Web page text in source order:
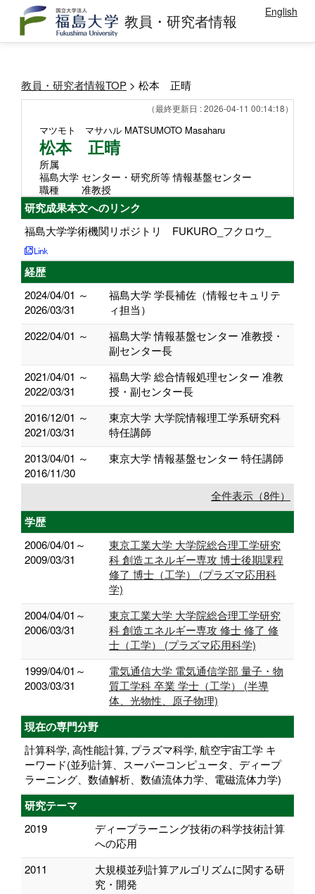
教員・研究者情報 English
教員・研究者情報TOP > 松本 正晴
（最終更新日 : 2026-04-11 00:14:18）
マツモト マサハル MATSUMOTO Masaharu
松本 正晴
所属
福島大学 センター・研究所等 情報基盤センター
職種
准教授
研究成果本文へのリンク
福島大学学術機関リポジトリ FUKURO_フクロウ_
経歴
2024/04/01 ～
2026/03/31
福島大学 学長補佐（情報セキュリテ
ィ担当）
2022/04/01 ～
福島大学 情報基盤センター 准教授・
副センター長
2021/04/01 ～
2022/03/31
福島大学 総合情報処理センター 准教
授・副センター長
2016/12/01 ～
2021/03/31
東京大学 大学院情報理工学系研究科
特任講師
2013/04/01 ～
2016/11/30
東京大学 情報基盤センター 特任講師
全件表示（8件）
学歴
2006/04/01～
2009/03/31
東京工業大学 大学院総合理工学研究
科 創造エネルギー専攻 博士後期課程
修了 博士（工学） (プラズマ応用科
学)
2004/04/01～
2006/03/31
東京工業大学 大学院総合理工学研究
科 創造エネルギー専攻 修士 修了 修
士（工学） (プラズマ応用科学)
1999/04/01～
2003/03/31
電気通信大学 電気通信学部 量子・物
質工学科 卒業 学士（工学） (半導
体、光物性、原子物理)
現在の専門分野
計算科学, 高性能計算, プラズマ科学, 航空宇宙工学 キ
ーワード(並列計算、スーパーコンピュータ、ディープ
ラーニング、数値解析、数値流体力学、電磁流体力学)
研究テーマ
2019
ディープラーニング技術の科学技術計算
への応用
2011
大規模並列計算アルゴリズムに関する研
究・開発